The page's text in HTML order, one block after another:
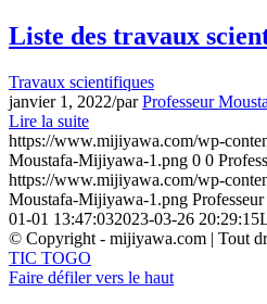
Liste des travaux
Travaux scientifiques
janvier 1, 2022/parProfesseur
Lire la suite
https://www.mijiyawa.com/wp-
Moustafa-Mijiyawa-1.png 0 0
https://www.mijiyawa.com/wp-
Moustafa-Mijiyawa-1.png
01-01 13:47:032023-03-26 20:29:15
© Copyright - mijiyawa.com | Tout
TIC TOGO
Faire défiler vers le haut